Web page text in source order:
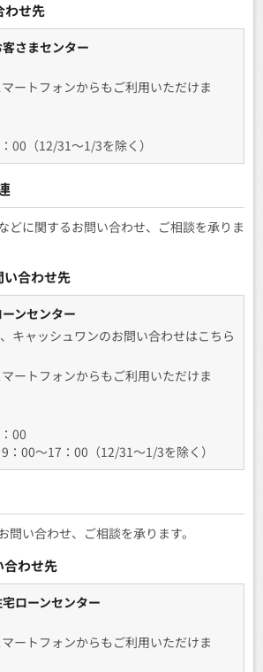
わせ先
さまセンター
マートフォンからもご利用いただけま
00（12/31～1/3を除く）
どに関するお問い合わせ、ご相談を承りま
い合わせ先
ンセンター
キャッシュワンのお問い合わせはこちら
マートフォンからもご利用いただけま
00
：00～17：00（12/31～1/3を除く）
問い合わせ、ご相談を承ります。
合わせ先
ローンセンター
マートフォンからもご利用いただけま